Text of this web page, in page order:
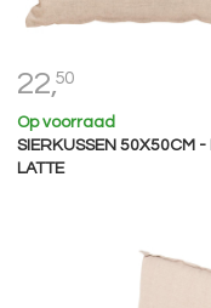
22,50
Op voorraad
SIERKUSSEN 50X50CM -
LATTE